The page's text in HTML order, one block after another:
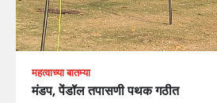
महत्वाच्या बातम्या
मंडप, पेंडॉल तपासणी पथक गठीत